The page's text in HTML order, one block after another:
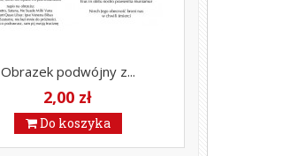
Obrazek podwójny z...
2,00 zł
Do koszyka